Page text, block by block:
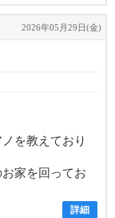
2026年05月29日(金)
を教えており
家を回ってお
詳細